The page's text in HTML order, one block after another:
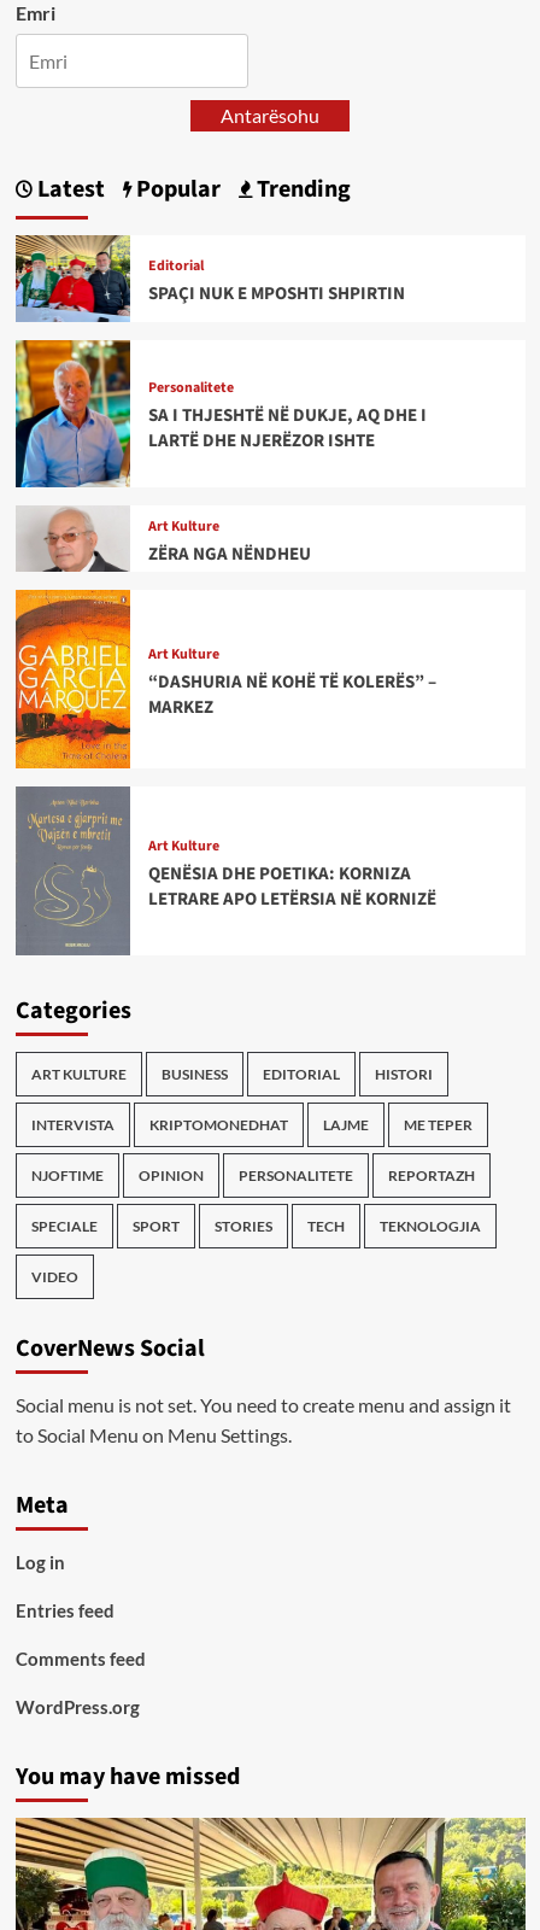
Emri
Antarësohu
Latest Popular Trending
Editorial
SPAÇI NUK E MPOSHTI SHPIRTIN
Personalitete
SA I THJESHTË NË DUKJE, AQ DHE I
LARTË DHE NJERËZOR ISHTE
Art Kulture
ZËRA NGA NËNDHEU
Art Kulture
“DASHURIA NË KOHË TË KOLERËS” –
MARKEZ
Art Kulture
QENËSIA DHE POETIKA: KORNIZA
LETRARE APO LETËRSIA NË KORNIZË
Categories
ART KULTURE BUSINESS EDITORIAL HISTORI
INTERVISTA KRIPTOMONEDHAT LAJME ME TEPER
NJOFTIME OPINION PERSONALITETE REPORTAZH
SPECIALE SPORT STORIES TECH TEKNOLOGJIA
VIDEO
CoverNews Social
Social menu is not set. You need to create menu and assign it
to Social Menu on Menu Settings.
Meta
Log in
Entries feed
Comments feed
WordPress.org
You may have missed